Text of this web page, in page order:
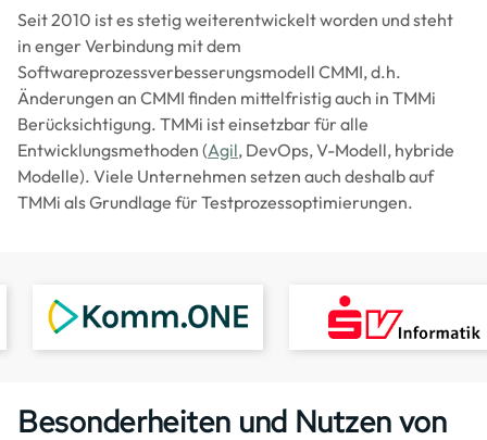
Seit 2010 ist es stetig weiterentwickelt worden und steht
in enger Verbindung mit dem
Softwareprozessverbesserungsmodell CMMI, d.h.
Änderungen an CMMI finden mittelfristig auch in TMMi
Berücksichtigung. TMMi ist einsetzbar für alle
Entwicklungsmethoden (Agil, DevOps, V-Modell, hybride
Modelle). Viele Unternehmen setzen auch deshalb auf
TMMi als Grundlage für Testprozessoptimierungen.
Image
Besonderheiten und Nutzen von